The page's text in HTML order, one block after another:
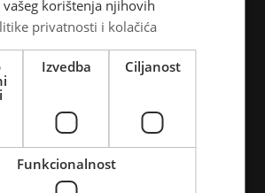
korištenja njihovih
privatnosti i kolačića
Izvedba Ciljanost
Funkcionalnost